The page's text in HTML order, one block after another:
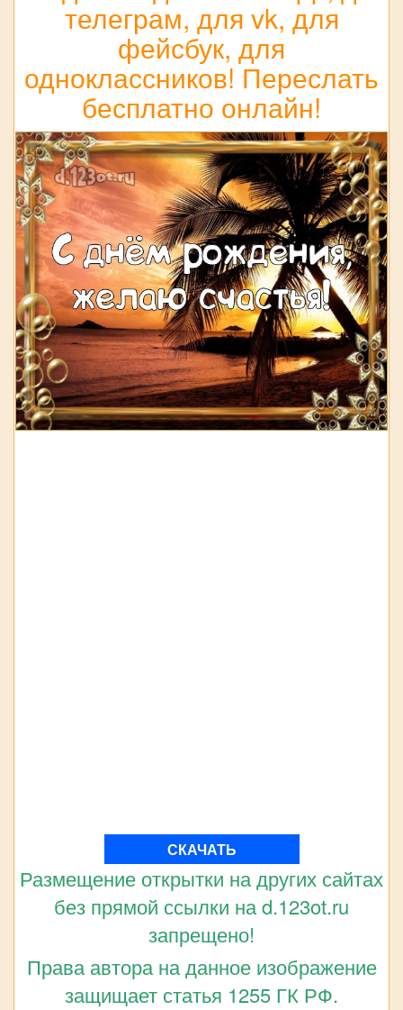
телеграм, для vk, для
фейсбук, для
одноклассников! Переслать
бесплатно онлайн!
СКАЧАТЬ
Размещение открытки на других сайтах
без прямой ссылки на d.123ot.ru
запрещено!
Права автора на данное изображение
защищает статья 1255 ГК РФ.